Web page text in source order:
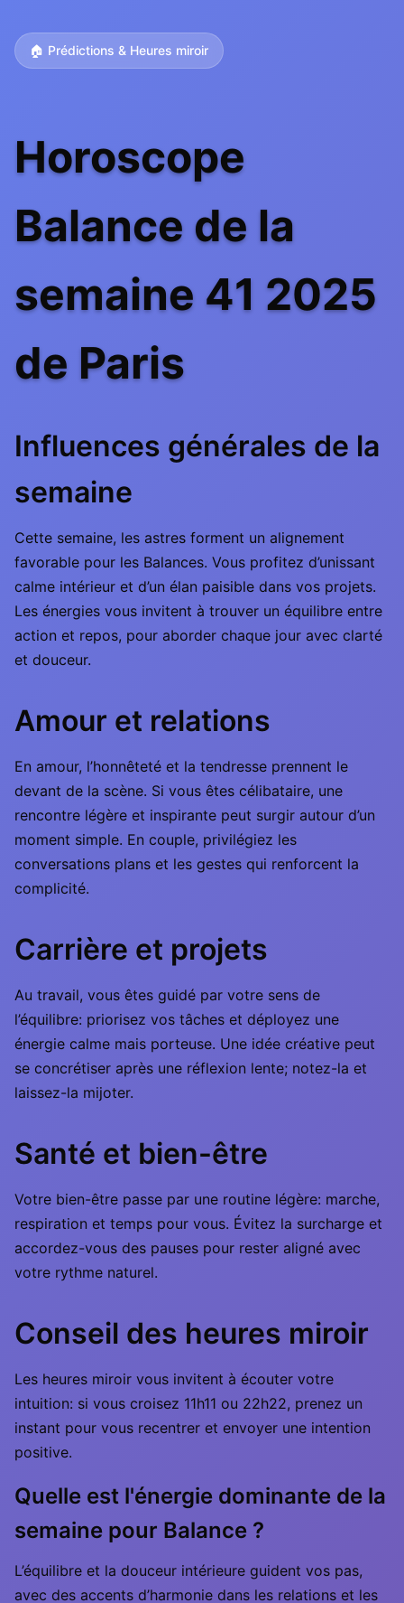
🏠 Prédictions & Heures miroir
Horoscope
Balance de la
semaine 41 2025
de Paris
Influences générales de la
semaine
Cette semaine, les astres forment un alignement
favorable pour les Balances. Vous profitez d’unissant
calme intérieur et d’un élan paisible dans vos projets.
Les énergies vous invitent à trouver un équilibre entre
action et repos, pour aborder chaque jour avec clarté
et douceur.
Amour et relations
En amour, l’honnêteté et la tendresse prennent le
devant de la scène. Si vous êtes célibataire, une
rencontre légère et inspirante peut surgir autour d’un
moment simple. En couple, privilégiez les
conversations plans et les gestes qui renforcent la
complicité.
Carrière et projets
Au travail, vous êtes guidé par votre sens de
l’équilibre: priorisez vos tâches et déployez une
énergie calme mais porteuse. Une idée créative peut
se concrétiser après une réflexion lente; notez-la et
laissez-la mijoter.
Santé et bien-être
Votre bien-être passe par une routine légère: marche,
respiration et temps pour vous. Évitez la surcharge et
accordez-vous des pauses pour rester aligné avec
votre rythme naturel.
Conseil des heures miroir
Les heures miroir vous invitent à écouter votre
intuition: si vous croisez 11h11 ou 22h22, prenez un
instant pour vous recentrer et envoyer une intention
positive.
Quelle est l'énergie dominante de la
semaine pour Balance ?
L’équilibre et la douceur intérieure guident vos pas,
avec des accents d’harmonie dans les relations et les